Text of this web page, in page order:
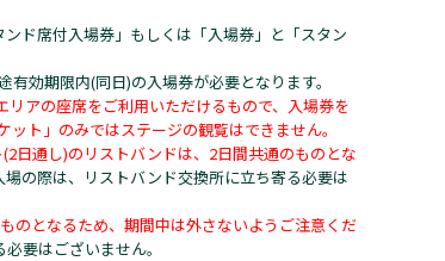
ド席付入場券」もしくは「入場券」と「スタン
効期限内(同日)の入場券が必要となります。
リアの座席をご利用いただけるもので、入場券を
ト」のみではステージの観覧はできません。
日通し)のリストバンドは、2日間共通のものとな
場の際は、リストバンド交換所に立ち寄る必要は
のとなるため、期間中は外さないようご注意くだ
要はございません。